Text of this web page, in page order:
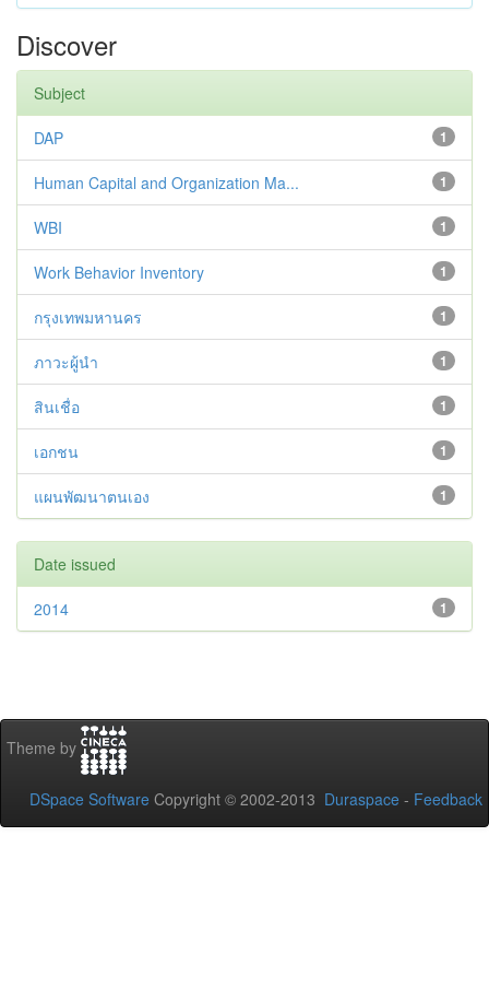
Discover
Subject
1
DAP
1
Human Capital and Organization Ma...
1
WBI
1
Work Behavior Inventory
1
กรุงเทพมหานคร
1
ภาวะผู้นำ
1
สินเชื่อ
1
เอกชน
1
แผนพัฒนาตนเอง
Date issued
1
2014
Theme by
DSpace Software Copyright © 2002-2013 Duraspace - Feedback